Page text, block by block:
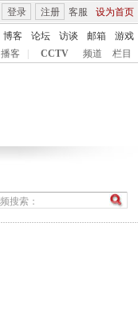
客服 设为首页
登录 注册
博客 论坛 访谈 邮箱
游戏
播客 CCTV 频道 栏目